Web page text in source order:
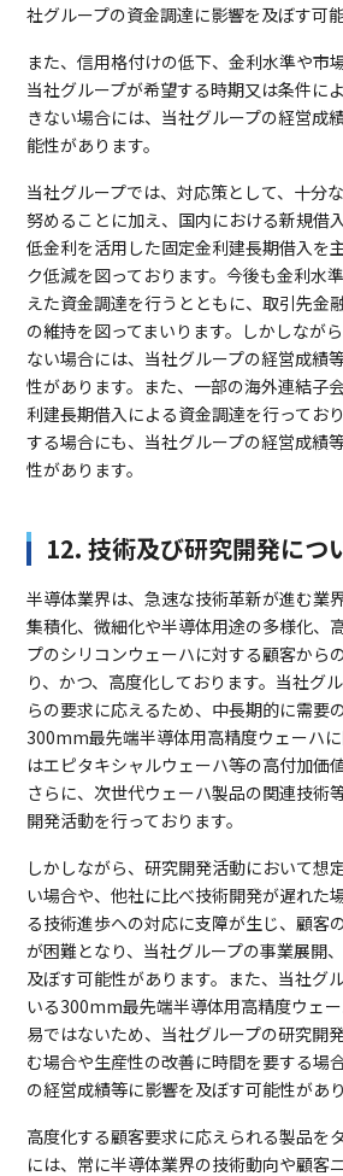
社グループの資金調達に影響を及ぼす可
また、信用格付けの低下、金利水準や市
当社グループが希望する時期又は条件に
きない場合には、当社グループの経営成
能性があります。
当社グループでは、対応策として、十分
努めることに加え、国内における新規借
低金利を活用した固定金利建長期借入を
ク低減を図っております。今後も金利水
えた資金調達を行うとともに、取引先金
の維持を図ってまいります。しかしなが
ない場合には、当社グループの経営成績
性があります。また、一部の海外連結子
利建長期借入による資金調達を行ってお
する場合にも、当社グループの経営成績
性があります。
12. 技術及び研究開発につ
半導体業界は、急速な技術革新が進む業
集積化、微細化や半導体用途の多様化、
プのシリコンウェーハに対する顧客から
り、かつ、高度化しております。当社グ
らの要求に応えるため、中長期的に需要
300mm最先端半導体用高精度ウェーハ
はエピタキシャルウェーハ等の高付加価
さらに、次世代ウェーハ製品の関連技術
開発活動を行っております。
しかしながら、研究開発活動において想
い場合や、他社に比べ技術開発が遅れた
る技術進歩への対応に支障が生じ、顧客
が困難となり、当社グループの事業展開
及ぼす可能性があります。また、当社グ
いる300mm最先端半導体用高精度ウェ
易ではないため、当社グループの研究開
む場合や生産性の改善に時間を要する場
の経営成績等に影響を及ぼす可能性があり
高度化する顧客要求に応えられる製品を
には、常に半導体業界の技術動向や顧客